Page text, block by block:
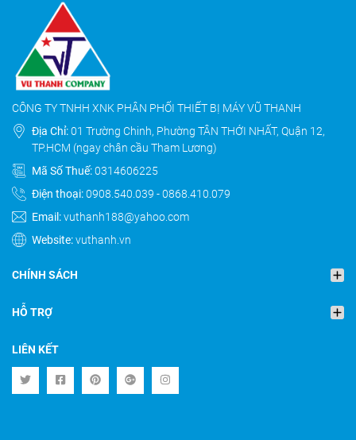
CÔNG TY TNHH XNK PHÂN PHỐI THIẾT BỊ MÁY VŨ THANH
Địa Chỉ:01 Trường Chinh, Phường TÂN THỚI NHẤT, Quận 12,
TP.HCM (ngay chân cầu Tham Lương)
Mã Số Thuế:0314606225
Điện thoại:0908.540.039 -0868.410.079
Email:vuthanh188@yahoo.com
Website:vuthanh.vn
CHÍNH SÁCH
HỖ TRỢ
LIÊN KẾT